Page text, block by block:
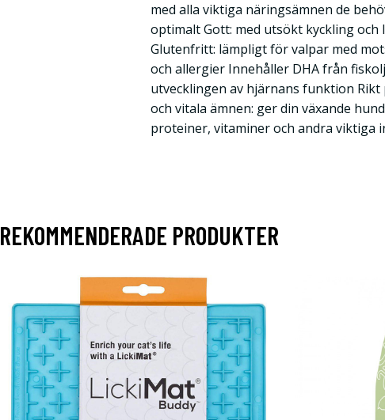
med alla viktiga näringsämnen de
optimalt Gott: med utsökt kyckling och
Glutenfritt: lämpligt för valpar med
och allergier Innehåller DHA från
utvecklingen av hjärnans funktion Rikt
och vitala ämnen: ger din växande
proteiner, vitaminer och andra viktiga
REKOMMENDERADE PRODUKTER